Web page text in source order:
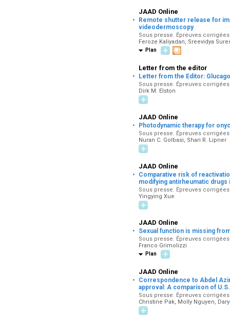
JAAD Online
·
Remote shutter release for
videodermoscopy
Sous presse. Épreuves
Feroze Kaliyadan, Sreevidya
Plan
Letter from the editor
· Letter from the Editor:
Sous presse. Épreuves
Dirk M. Elston
JAAD Online
· Photodynamic therapy for
Sous presse. Épreuves
Nuran C. Golbasi, Shari R. Lipner
JAAD Online
·
Comparative risk of
modifying antirheumatic
Sous presse. Épreuves
Yingying Xue
JAAD Online
· Sexual function is missing
Sous presse. Épreuves
Franco Grimolizzi
Plan
JAAD Online
·
Correspondence to Abdel
approval: A comparison of
Sous presse. Épreuves
Christine Pak, Molly Nguyen,